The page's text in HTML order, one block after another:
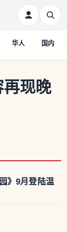
华人 国内
现晚
》9月登陆温